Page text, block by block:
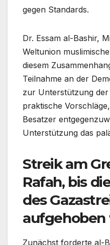
gegen Standards.
Dr. Essam al-Bashir,
Weltunion
diesem
Teilnahme an der
zur Unterstützung
praktische
Besatzer
Unterstützung das
Streik am
Rafah, bis
des
aufgehoben
Zunächst forderte al-